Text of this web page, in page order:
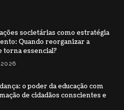
societárias como estratégia
Quando reorganizar a
torna essencial?
2026
o poder da educação com
de cidadãos conscientes e